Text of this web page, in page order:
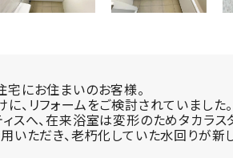
にお住まいのお客様。
、リフォームをご検討されていました。
スへ、在来浴室は変形のためタカラス
ただき、老朽化していた水回りが新